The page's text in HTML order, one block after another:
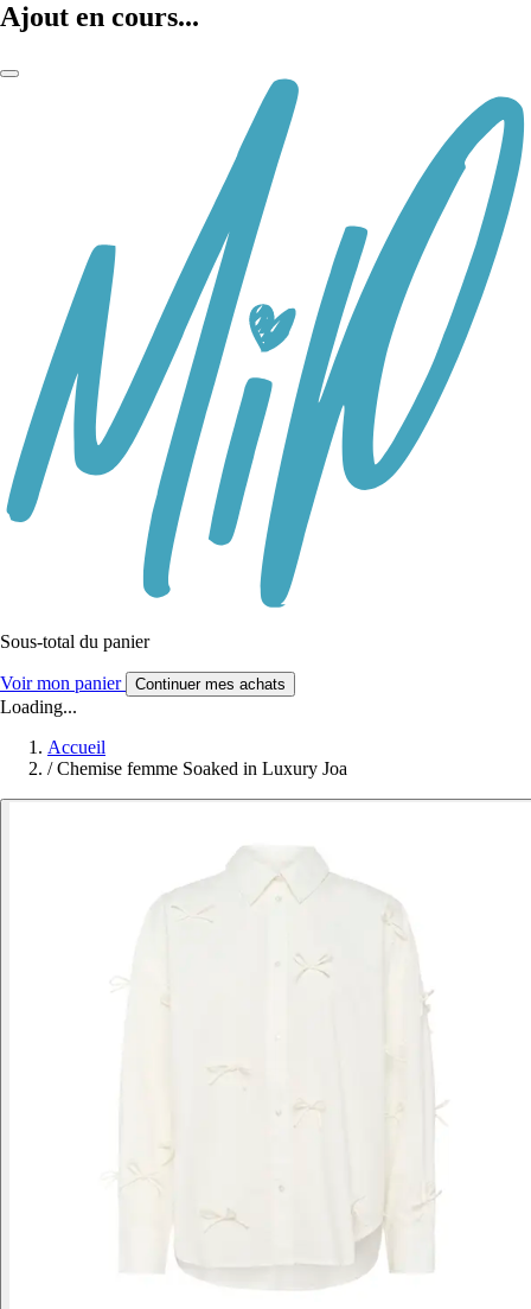
Ajout en cours...
Sous-total du panier
Voir mon panier Continuer mes achats
Loading...
Accueil
/ Chemise femme Soaked in Luxury Joa